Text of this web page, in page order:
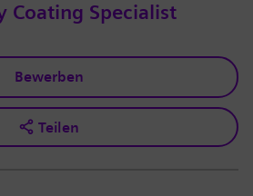
Coating Specialist
Bewerben
Teilen